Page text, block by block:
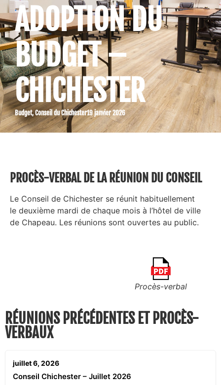
ADOPTION DU
BUDGET –
CHICHESTER
Budget,Conseil du Chichester19 janvier 2026
PROCÈS-VERBAL DE LA RÉUNION DU CONSEIL
Le Conseil de Chichester se réunit habituellement
le deuxième mardi de chaque mois à l’hôtel de ville
de Chapeau. Les réunions sont ouvertes au public.
Procès-verbal
RÉUNIONS PRÉCÉDENTES ET PROCÈS-
VERBAUX
juillet 6, 2026
Conseil Chichester – Juillet 2026